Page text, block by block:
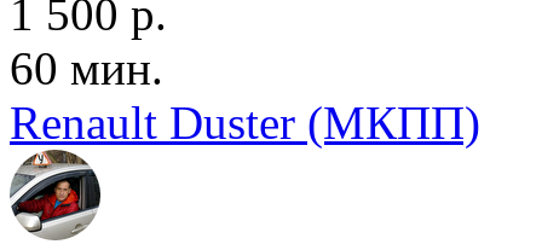
1 500 р.
60 мин.
Renault Duster (МКПП)